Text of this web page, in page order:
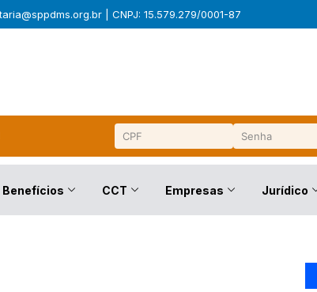
| CNPJ: 15.579.279/0001-87
Benefícios CCT Empresas Jurídico